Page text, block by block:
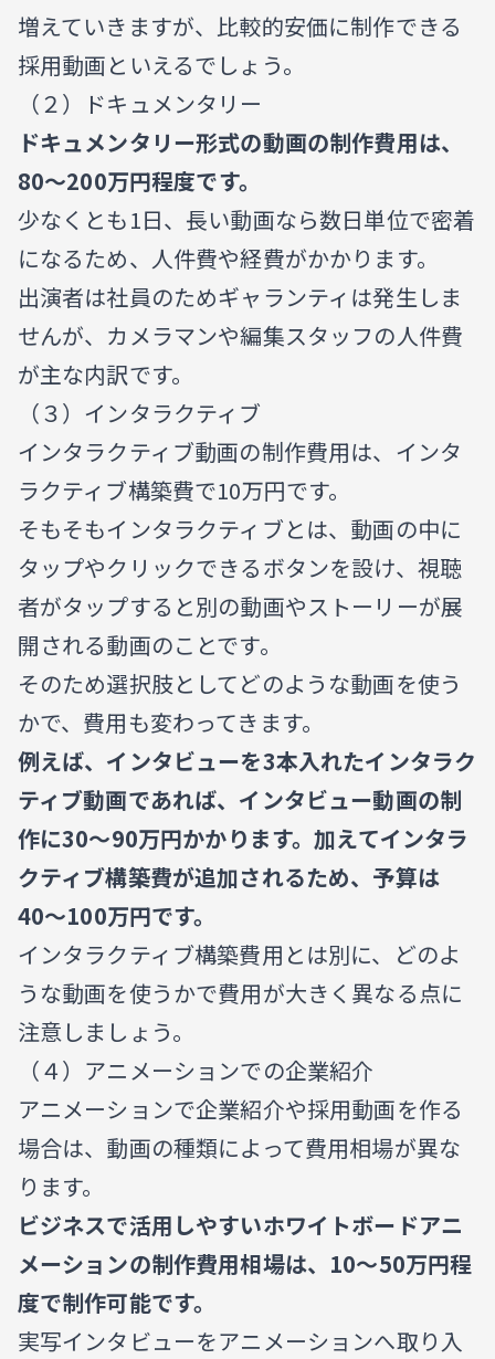
増えていきますが、比較的安価に制作できる
採用動画といえるでしょう。
（２）ドキュメンタリー
ドキュメンタリー形式の動画の制作費用は、
80〜200万円程度です。
少なくとも1日、長い動画なら数日単位で密着
になるため、人件費や経費がかかります。
出演者は社員のためギャランティは発生しま
せんが、カメラマンや編集スタッフの人件費
が主な内訳です。
（３）インタラクティブ
インタラクティブ動画の制作費用は、インタ
ラクティブ構築費で10万円です。
そもそもインタラクティブとは、動画の中に
タップやクリックできるボタンを設け、視聴
者がタップすると別の動画やストーリーが展
開される動画のことです。
そのため選択肢としてどのような動画を使う
かで、費用も変わってきます。
例えば、インタビューを3本入れたインタラク
ティブ動画であれば、インタビュー動画の制
作に30〜90万円かかります。加えてインタラ
クティブ構築費が追加されるため、予算は
40〜100万円です。
インタラクティブ構築費用とは別に、どのよ
うな動画を使うかで費用が大きく異なる点に
注意しましょう。
（４）アニメーションでの企業紹介
アニメーションで企業紹介や採用動画を作る
場合は、動画の種類によって費用相場が異な
ります。
ビジネスで活用しやすいホワイトボードアニ
メーションの制作費用相場は、10〜50万円程
度で制作可能です。
実写インタビューをアニメーションへ取り入